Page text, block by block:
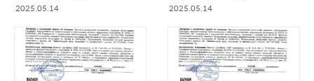
(ежедневные)
2025.05.14
2025.05.14